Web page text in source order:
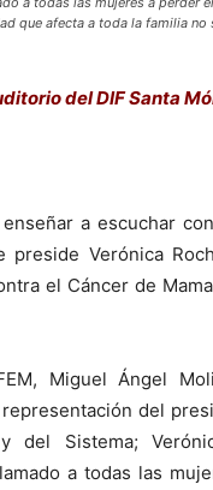
que afecta a toda la familia no
del DIF Santa
a escuchar
Verónica
el Cáncer de
Miguel Ángel
del
del Sistema;
a todas las